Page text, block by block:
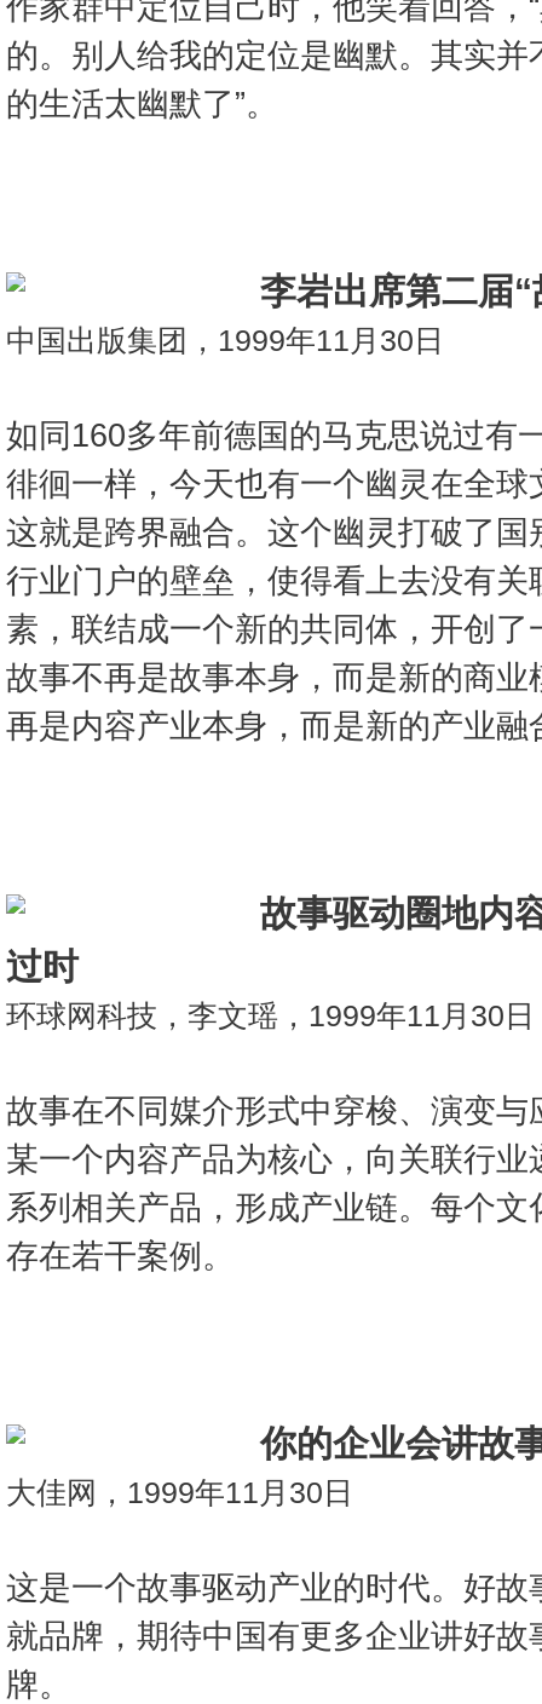
作家群中定位自己时，他笑着回答，
的。别人给我的定位是幽默。其实
的生活太幽默了”。
李岩出席第二届
中国出版集团，1999年11月30日
如同160多年前德国的马克思说过有
徘徊一样，今天也有一个幽灵在全
这就是跨界融合。这个幽灵打破了
行业门户的壁垒，使得看上去没有
素，联结成一个新的共同体，开创
故事不再是故事本身，而是新的商
再是内容产业本身，而是新的产业融
故事驱动圈地内
过时
环球网科技，李文瑶，1999年11月30日
故事在不同媒介形式中穿梭、演变
某一个内容产品为核心，向关联行
系列相关产品，形成产业链。每个
存在若干案例。
你的企业会讲故
大佳网，1999年11月30日
这是一个故事驱动产业的时代。好
就品牌，期待中国有更多企业讲好
牌。